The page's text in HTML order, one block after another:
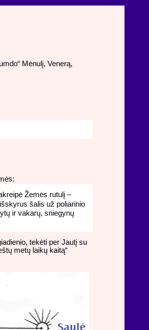
Mėnulį, Venerą,
Žemės rutulį –
šalis už poliarinio
ir vakarų, sniegynų
tekėti per Jautį su
metų laikų kaitą“